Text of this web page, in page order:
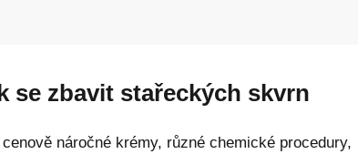
se zbavit stařeckých skvrn
náročné krémy, různé chemické procedury,